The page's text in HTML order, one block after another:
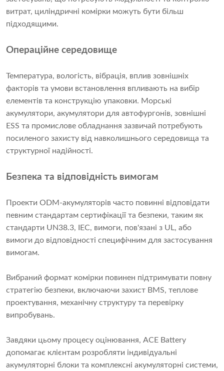
витрат, циліндричні комірки можуть бути більш
підходящими.
Операційне середовище
Температура, вологість, вібрація, вплив зовнішніх
факторів та умови встановлення впливають на вибір
елементів та конструкцію упаковки. Морські
акумулятори, акумулятори для автофургонів, зовнішні
ESS та промислове обладнання зазвичай потребують
посиленого захисту від навколишнього середовища та
структурної надійності.
Безпека та відповідність вимогам
Проекти ODM-акумуляторів часто повинні відповідати
певним стандартам сертифікації та безпеки, таким як
стандарти UN38.3, IEC, вимоги, пов'язані з UL, або
вимоги до відповідності специфічним для застосування
вимогам.
Вибраний формат комірки повинен підтримувати повну
стратегію безпеки, включаючи захист BMS, теплове
проектування, механічну структуру та перевірку
випробувань.
Завдяки цьому процесу оцінювання, ACE Battery
допомагає клієнтам розробляти індивідуальні
акумуляторні блоки та комплексні акумуляторні системи,